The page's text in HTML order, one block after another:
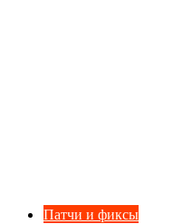
Патчи и фиксы